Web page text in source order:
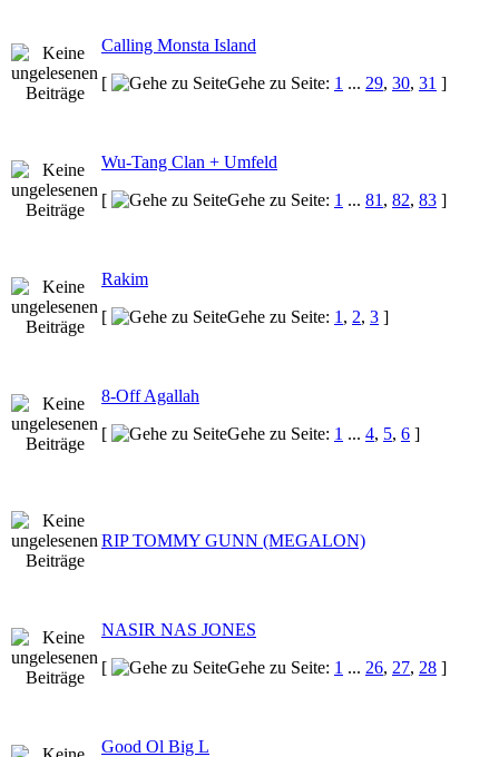
Calling Monsta Island
[
Gehe zu Seite: 1 ... 29, 30, 31 ]
Wu-Tang Clan + Umfeld
[
Gehe zu Seite: 1 ... 81 , 82, 83 ]
Rakim
[
Gehe zu Seite: 1 , 2, 3 ]
8-Off Agallah
[
Gehe zu Seite: 1 ... 4, 5, 6 ]
RIP TOMMY GUNN (MEGALON)
NASIR NAS JONES
[
Gehe zu Seite: 1 ... 26, 27, 28 ]
Good Ol Big L